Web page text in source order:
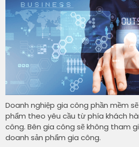
Doanh nghiệp gia công phần mềm
phẩm theo yêu cầu từ phía khách
công. Bên gia công sẽ không tham
doanh sản phẩm gia công.